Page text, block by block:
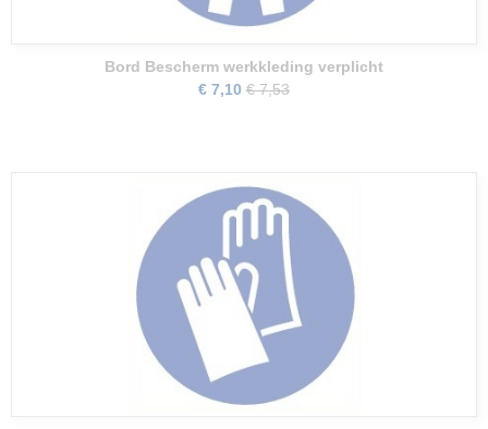
Bord Bescherm werkkleding verplicht
€ 7,10 € 7,53